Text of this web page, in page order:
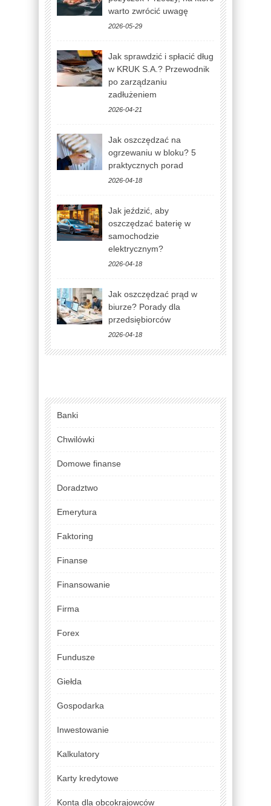
warto zwrócić uwagę
2026-05-29
Jak sprawdzić i spłacić dług
w KRUK S.A.? Przewodnik
po zarządzaniu
zadłużeniem
2026-04-21
Jak oszczędzać na
ogrzewaniu w bloku? 5
praktycznych porad
2026-04-18
Jak jeździć, aby
oszczędzać baterię w
samochodzie
elektrycznym?
2026-04-18
Jak oszczędzać prąd w
biurze? Porady dla
przedsiębiorców
2026-04-18
Banki
Chwilówki
Domowe finanse
Doradztwo
Emerytura
Faktoring
Finanse
Finansowanie
Firma
Forex
Fundusze
Giełda
Gospodarka
Inwestowanie
Kalkulatory
Karty kredytowe
Konta dla obcokrajowców